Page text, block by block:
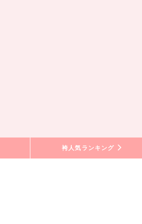
袴人気ランキング